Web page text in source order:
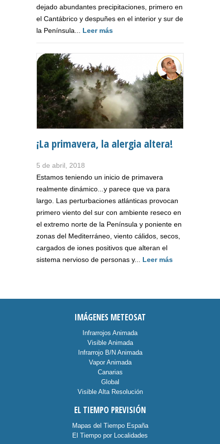
dejado abundantes precipitaciones, primero en
el Cantábrico y despuñes en el interior y sur de
la Península... Leer más
¡La primavera, la alergia altera!
5 de abril, 2018
Estamos teniendo un inicio de primavera
realmente dinámico...y parece que va para
largo. Las perturbaciones atlánticas provocan
primero viento del sur con ambiente reseco en
el extremo norte de la Península y poniente en
zonas del Mediterráneo, viento cálidos, secos,
cargados de iones positivos que alteran el
sistema nervioso de personas y... Leer más
IMÁGENES METEOSAT
Infrarrojos Animada
Visible Animada
Infrarrojo B/N Animada
Vapor Animada
Canarias
Global
Visible Alta Resolución
EL TIEMPO PREVISIÓN
Mapas del Tiempo España
El Tiempo por Localidades